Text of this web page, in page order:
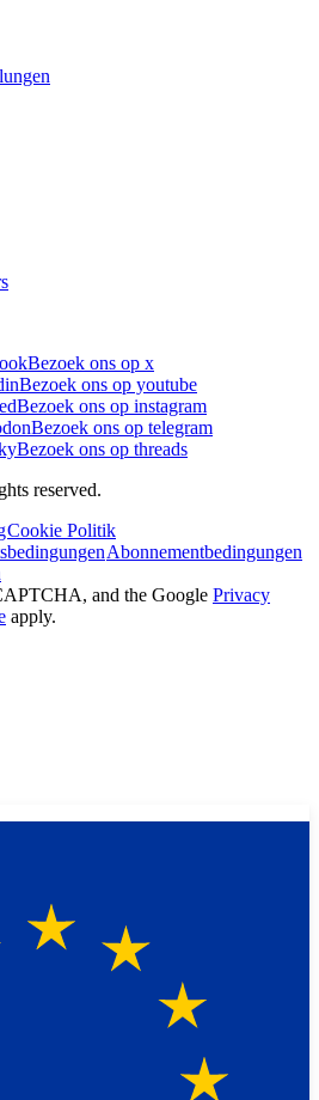
Bezoek ons op x
Bezoek ons op youtube
Bezoek ons op instagram
Bezoek ons op telegram
Bezoek ons op threads
reserved.
Cookie Politik
Abonnementbedingungen
and the Google Privacy
apply.